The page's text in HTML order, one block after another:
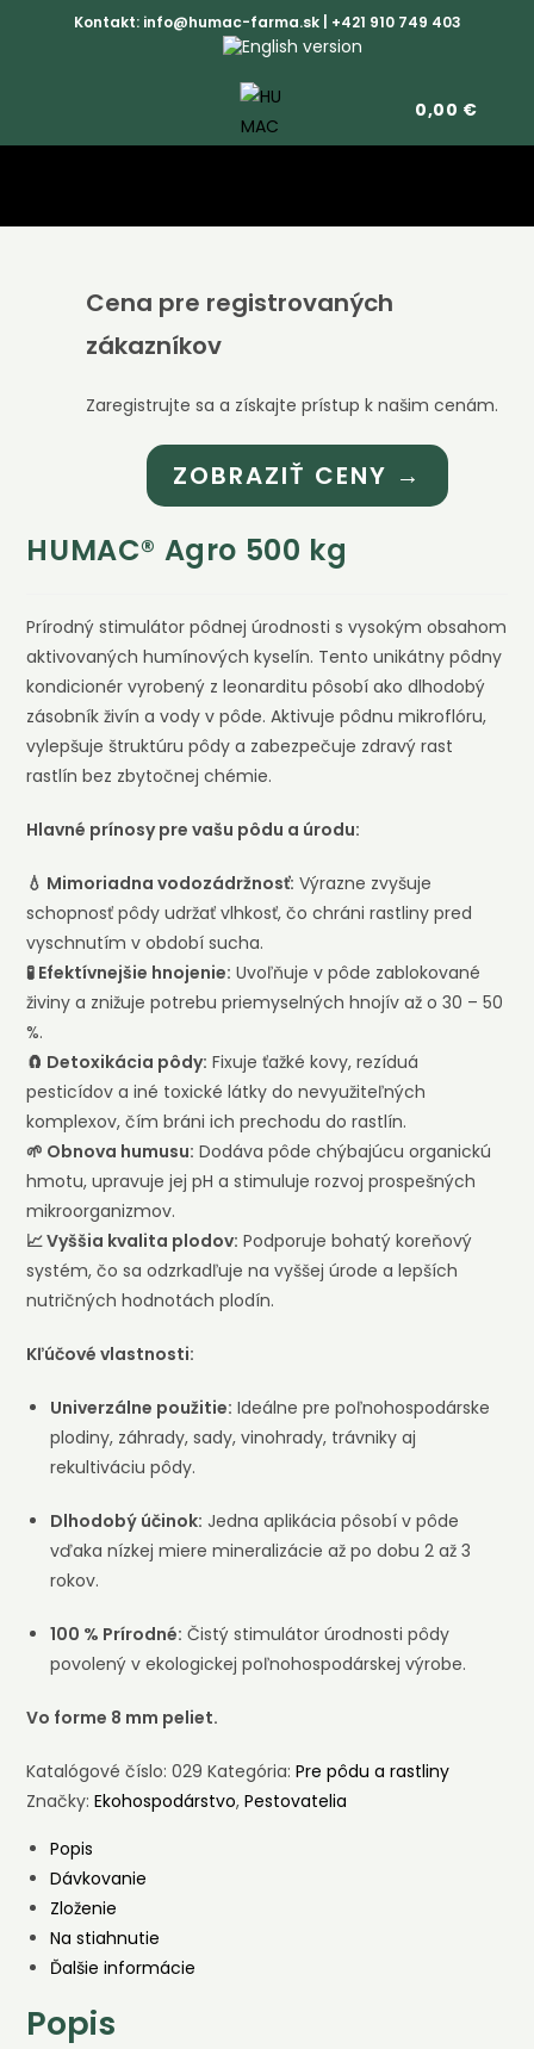
Kontakt: info@humac-farma.sk| +421 910 749 403
0,00 €
Cena pre registrovaných
zákazníkov
Zaregistrujte sa a získajte prístup k našim cenám.
ZOBRAZIŤ CENY →
HUMAC® Agro 500 kg
Prírodný stimulátor pôdnej úrodnosti s vysokým obsahom
aktivovaných humínových kyselín. Tento unikátny pôdny
kondicionér vyrobený z leonarditu pôsobí ako dlhodobý
zásobník živín a vody v pôde. Aktivuje pôdnu mikroflóru,
vylepšuje štruktúru pôdy a zabezpečuje zdravý rast
rastlín bez zbytočnej chémie.
Hlavné prínosy pre vašu pôdu a úrodu:
💧 Mimoriadna vodozádržnosť: Výrazne zvyšuje
schopnosť pôdy udržať vlhkosť, čo chráni rastliny pred
vyschnutím v období sucha.
🧪 Efektívnejšie hnojenie: Uvoľňuje v pôde zablokované
živiny a znižuje potrebu priemyselných hnojív až o 30 – 50
%.
🧲 Detoxikácia pôdy: Fixuje ťažké kovy, rezíduá
pesticídov a iné toxické látky do nevyužiteľných
komplexov, čím bráni ich prechodu do rastlín.
🌱 Obnova humusu: Dodáva pôde chýbajúcu organickú
hmotu, upravuje jej pH a stimuluje rozvoj prospešných
mikroorganizmov.
📈 Vyššia kvalita plodov: Podporuje bohatý koreňový
systém, čo sa odzrkadľuje na vyššej úrode a lepších
nutričných hodnotách plodín.
Kľúčové vlastnosti:
Univerzálne použitie: Ideálne pre poľnohospodárske
plodiny, záhrady, sady, vinohrady, trávniky aj
rekultiváciu pôdy.
Dlhodobý účinok: Jedna aplikácia pôsobí v pôde
vďaka nízkej miere mineralizácie až po dobu 2 až 3
rokov.
100 % Prírodné: Čistý stimulátor úrodnosti pôdy
povolený v ekologickej poľnohospodárskej výrobe.
Vo forme 8 mm peliet.
Katalógové číslo:029 Kategória:Pre pôdu a rastliny
Značky:Ekohospodárstvo,Pestovatelia
Popis
Dávkovanie
Zloženie
Na stiahnutie
Ďalšie informácie
Popis